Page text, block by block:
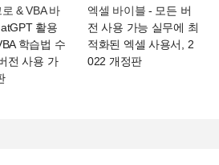
& VBA 바
활용
학습법 수
전 사용 가
엑셀 바이블 - 모든 버
전 사용 가능 실무에 최
적화된 엑셀 사용서, 2
022 개정판